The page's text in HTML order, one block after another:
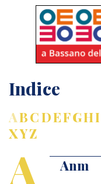
Indice
ABCDEFGHI
XYZ
A Anm